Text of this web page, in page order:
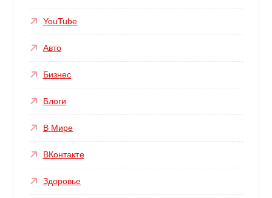
YouTube
Авто
Бизнес
Блоги
В Мире
ВКонтакте
Здоровье